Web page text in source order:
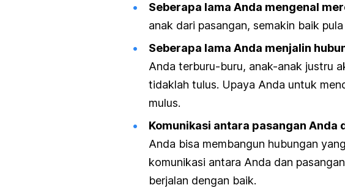
Seberapa lama Anda mengenal
anak dari pasangan, semakin baik
Seberapa lama Anda menjalin
Anda terburu-buru, anak-anak justru
tidaklah tulus. Upaya Anda untuk
mulus.
Komunikasi antara pasangan
Anda bisa membangun hubungan
komunikasi antara Anda dan
berjalan dengan baik.